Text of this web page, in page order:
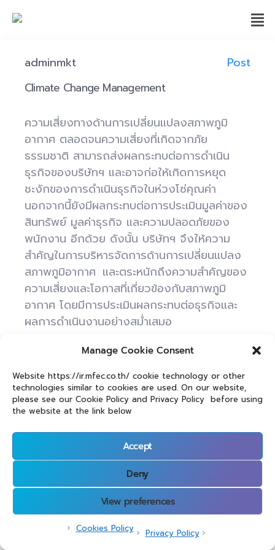
Manage Cookie Consent
Website https://ir.mfec.co.th/ cookie technology or other
technologies similar to cookies are used. On our website,
please see our Cookie Policy and Privacy Policy before using
the website at the link below
Accept
Deny
View preferences
Cookies Policy Privacy Policy
adminmkt Post
Climate Change Management
ความเสี่ยงทางด้านการเปลี่ยนแปลงสภาพภูมิ
อากาศ ตลอดจนความเสี่ยงที่เกิดจากภัย
ธรรมชาติ สามารถส่งผลกระทบต่อการดำเนิน
ธุรกิจของบริษัทฯ และอาจก่อให้เกิดการหยุด
ชะงักของการดำเนินธุรกิจในห่วงโซ่คุณค่า
นอกจากนี้ยังมีผลกระทบต่อการประเมินมูลค่าของ
สินทรัพย์ มูลค่าธุรกิจ และความปลอดภัยของ
พนักงาน อีกด้วย ดังนั้น บริษัทฯ จึงให้ความ
สำคัญในการบริหารจัดการด้านการเปลี่ยนแปลง
สภาพภูมิอากาศ และตระหนักถึงความสำคัญของ
ความเสี่ยงและโอกาสที่เกี่ยวข้องกับสภาพภูมิ
อากาศ โดยมีการประเมินผลกระทบต่อธุรกิจและ
ผลการดำเนินงานอย่างสม่ำเสมอ
InBlog,Environment,
Sustainability,การพัฒนาอย่างยั่งยืน,สิ่ง
แวดล้อม
Privacy Policy
Investors and Shareholders Privacy Notice
/ MFEC © 2023 / ALL RIGHTS RESERVED